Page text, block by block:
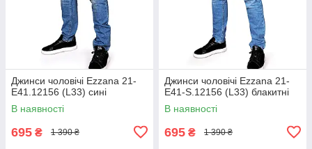
Джинси чоловічі Ezzana 21-
E41.12156 (L33) сині
В наявності
695 ₴ 1 390 ₴
Джинси чоловічі Ezzana 21-
E41-S.12156 (L33) блакитні
В наявності
695 ₴ 1 390 ₴